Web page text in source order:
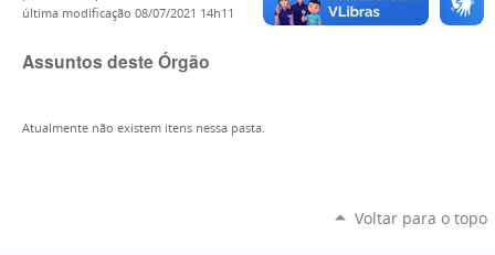
última modificação 08/07/2021 14h11
Assuntos deste Órgão
Atualmente não existem itens nessa pasta.
Voltar para o topo